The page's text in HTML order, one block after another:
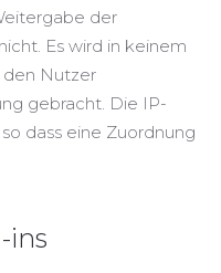
der
Es wird in keinem
den Nutzer
gebracht. Die IP-
dass eine Zuordnung
ins